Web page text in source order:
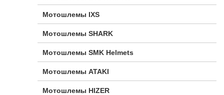
Мотошлемы IXS
Мотошлемы SHARK
Мотошлемы SMK Helmets
Мотошлемы ATAKI
Мотошлемы HIZER